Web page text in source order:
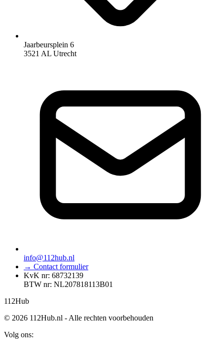
Jaarbeursplein 6
3521 AL Utrecht
info@112hub.nl
→ Contact formulier
KvK nr: 68732139
BTW nr: NL207818113B01
112Hub
© 2026 112Hub.nl - Alle rechten voorbehouden
Volg ons: